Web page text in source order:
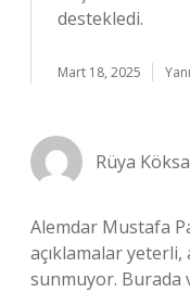
destekledi.
Mart 18, 2025
Rüya
Alemdar Mustafa
açıklamalar yeterli,
sunmuyor. Burada